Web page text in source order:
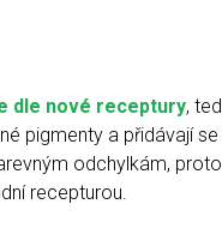
dle nové receptury,
pigmenty a přidávají
odchylkám,
recepturou.